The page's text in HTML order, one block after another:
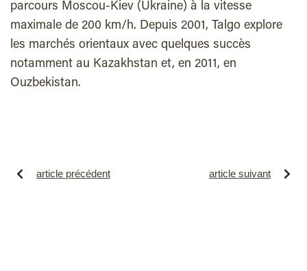
parcours Moscou-Kiev (Ukraine) à la vitesse
maximale de 200 km/h. Depuis 2001, Talgo explore
les marchés orientaux avec quelques succès
notamment au Kazakhstan et, en 2011, en
Ouzbekistan.
article précédent article suivant